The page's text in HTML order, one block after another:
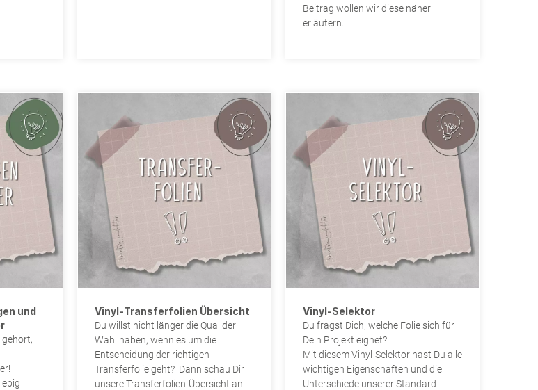
Beitrag wollen wir diese näher
erläutern.
und
gehört,
Vinyl-Transferfolien Übersicht
Du willst nicht länger die Qual der
Wahl haben, wenn es um die
Entscheidung der richtigen
Transferfolie geht? Dann schau Dir
unsere Transferfolien-Übersicht an
Vinyl-Selektor
Du fragst Dich, welche Folie sich für
Dein Projekt eignet?
Mit diesem Vinyl-Selektor hast Du alle
wichtigen Eigenschaften und die
Unterschiede unserer Standard-